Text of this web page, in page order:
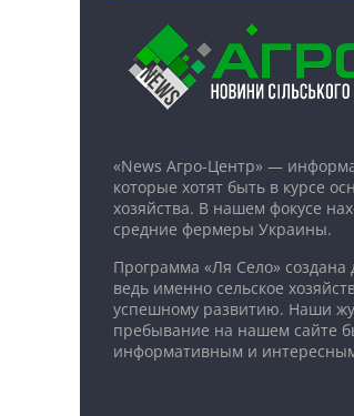
«News Агро-Центр» —
которые хотят быть в курсе
хозяйства. В нашем фокусе
средние фермеры Украины.
Программа «Ля Село»
ведь именно сельское
успешному развитию. Наши
пребывание на нашем сайте
информативным и